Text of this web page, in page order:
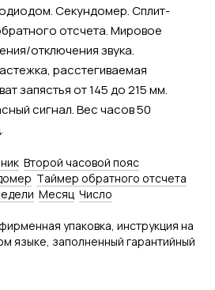
Секундомер. Сплит-
отсчета. Мировое
отключения звука.
расстегиваемая
запястья от 145 до 215 мм.
сигнал. Вес часов 50
Второй часовой пояс
Tаймер обратного отсчета
Месяц Число
упаковка, инструкция на
языке, заполненный гарантийный